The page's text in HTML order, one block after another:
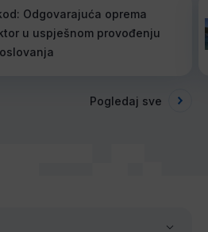
Odgovarajuća oprema
u uspješnom provođenju
Pogledaj sve